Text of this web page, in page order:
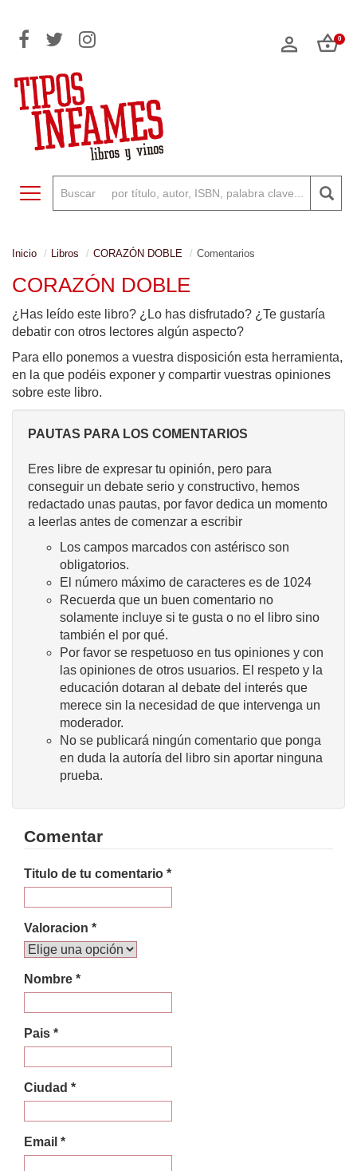
0
Toggle navigation
Inicio Libros CORAZÓN DOBLE Comentarios
CORAZÓN DOBLE
¿Has leído este libro? ¿Lo has disfrutado? ¿Te gustaría
debatir con otros lectores algún aspecto?
Para ello ponemos a vuestra disposición esta herramienta,
en la que podéis exponer y compartir vuestras opiniones
sobre este libro.
PAUTAS PARA LOS COMENTARIOS
Eres libre de expresar tu opinión, pero para
conseguir un debate serio y constructivo, hemos
redactado unas pautas, por favor dedica un momento
a leerlas antes de comenzar a escribir
Los campos marcados con astérisco son
obligatorios.
El número máximo de caracteres es de 1024
Recuerda que un buen comentario no
solamente incluye si te gusta o no el libro sino
también el por qué.
Por favor se respetuoso en tus opiniones y con
las opiniones de otros usuarios. El respeto y la
educación dotaran al debate del interés que
merece sin la necesidad de que intervenga un
moderador.
No se publicará ningún comentario que ponga
en duda la autoría del libro sin aportar ninguna
prueba.
Comentar
Titulo de tu comentario *
Valoracion *
Nombre *
Pais *
Ciudad *
Email *